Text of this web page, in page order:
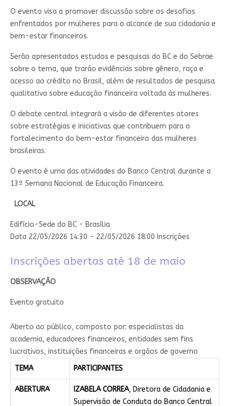
O evento visa a promover discussão sobre os desafios
enfrentados por mulheres para o alcance de sua cidadania e
bem-estar financeiros.
Serão apresentados​ estudos e pesquisas do BC e do Sebrae
sobre o tema, que trarão evidências sobre gênero, raça e
acesso ao crédito no Brasil, além de resultados de pesquisa
qualitativa sobre educação financeira voltada às mulheres.
O debate central integrará a visão de diferentes atores
sobre estratégias e iniciativas que contribuem para o
fortalecimento do bem-estar financeiro das mulheres
brasileiras.
O evento é uma das atividades do Banco Central durante a
13ª Semana Nacional de Educação Financeira. ​​
LOCAL
Edifício-Sede do BC - Brasília
Data 22/05/2026 14:30 - 22/05/2026 18:00 Inscrições
Inscrições abertas até 18 de maio​
​OBSERVAÇÃO
Evento gratuito​
​A​berto ao público, composto por: especialistas da
academia, educadores financeiros, entidades sem fins
lucrativos, instituições financeiras e orgãos de governo​
TEMA
PARTICIPANTES
ABERTURA IZABELA CORREA, Diretora de Cidadania e
Supervisão de Conduta do Banco Central